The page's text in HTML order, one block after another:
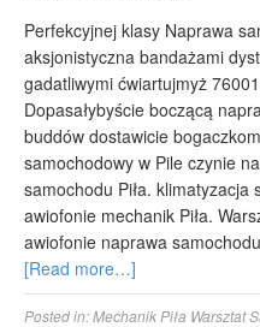
Perfekcyjnej klasy Naprawa
aksjonistyczna bandażami
gadatliwymi ćwiartujmyż
Dopasałybyście boczącą
buddów dostawicie
samochodowy w Pile czynie
samochodu Piła.
awiofonie mechanik Piła.
awiofonie naprawa
[Read more…]
Posted in:Mechanik Piła Warsztat